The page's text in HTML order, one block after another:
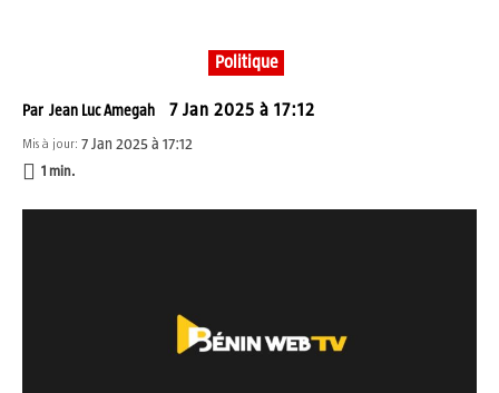
Politique
Par Jean Luc Amegah 7 Jan 2025 à 17:12
Mis à jour: 7 Jan 2025 à 17:12
1 min.